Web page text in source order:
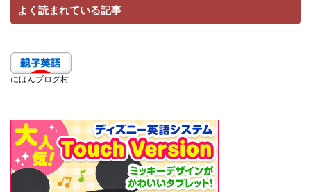
よく読まれている記事
にほんブログ村